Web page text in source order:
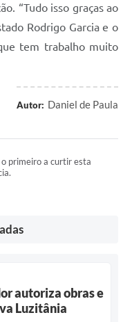
“Tudo isso graças ao
Rodrigo Garcia e o
tem trabalho muito
Autor: Daniel de Paula
o primeiro a curtir esta
autoriza obras e
Luzitânia